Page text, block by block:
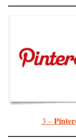
3 –